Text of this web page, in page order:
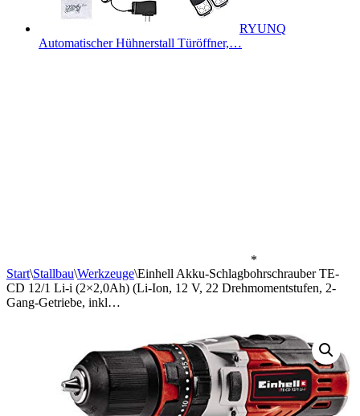
RYUNQ
Automatischer Hühnerstall Türöffner,…
*
Start\Stallbau\Werkzeuge\Einhell Akku-Schlagbohrschrauber TE-
CD 12/1 Li-i (2×2,0Ah) (Li-Ion, 12 V, 22 Drehmomentstufen, 2-
Gang-Getriebe, inkl…